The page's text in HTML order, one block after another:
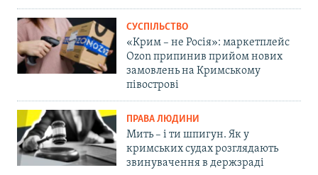
СУСПІЛЬСТВО
«Крим – не Росія»: маркетплейс
Ozon припинив прийом нових
замовлень на Кримському
півострові
ПРАВА ЛЮДИНИ
Мить – і ти шпигун. Як у
кримських судах розглядають
звинувачення в держзраді